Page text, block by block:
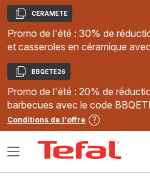
Copier
CERAMETE
Promo de l'été : 30% de
et casseroles en céramique
Copier
BBQETE26
Promo de l'été : 20% de
barbecues avec le code
Conditions de l'offre
Ouvrir